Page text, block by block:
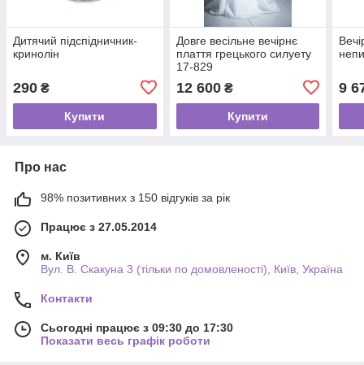
Дитячий підспідничник-
кринолін
290 ₴
Купити
Довге весільне вечірнє
плаття грецького силуету
17-829
12 600₴
Купити
9
Про нас
98% позитивних з 150 відгуків за рік
Працює з 27.05.2014
м. Київ
Вул. В. Скакуна 3 (тільки по домовленості), Київ, Україна
Контакти
Сьогодні працює з 09:30 до 17:30
Показати весь графік роботи